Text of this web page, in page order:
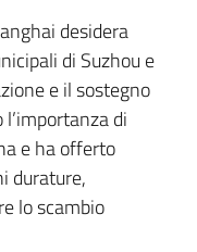
desidera
di Suzhou e
e il sostegno
di
e ha offerto
durature,
lo scambio